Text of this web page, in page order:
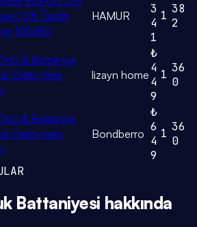
Çift Taraflı
100x80
HAMUR
3
4
1
1 38
2
& Battaniye
Oeko-teks
lizayn home
₺
4
4
9
1 36
0
& Battaniye
Oeko-teks
Bondberro
₺
6
4
9
1 36
0
Battaniyesi hakkında